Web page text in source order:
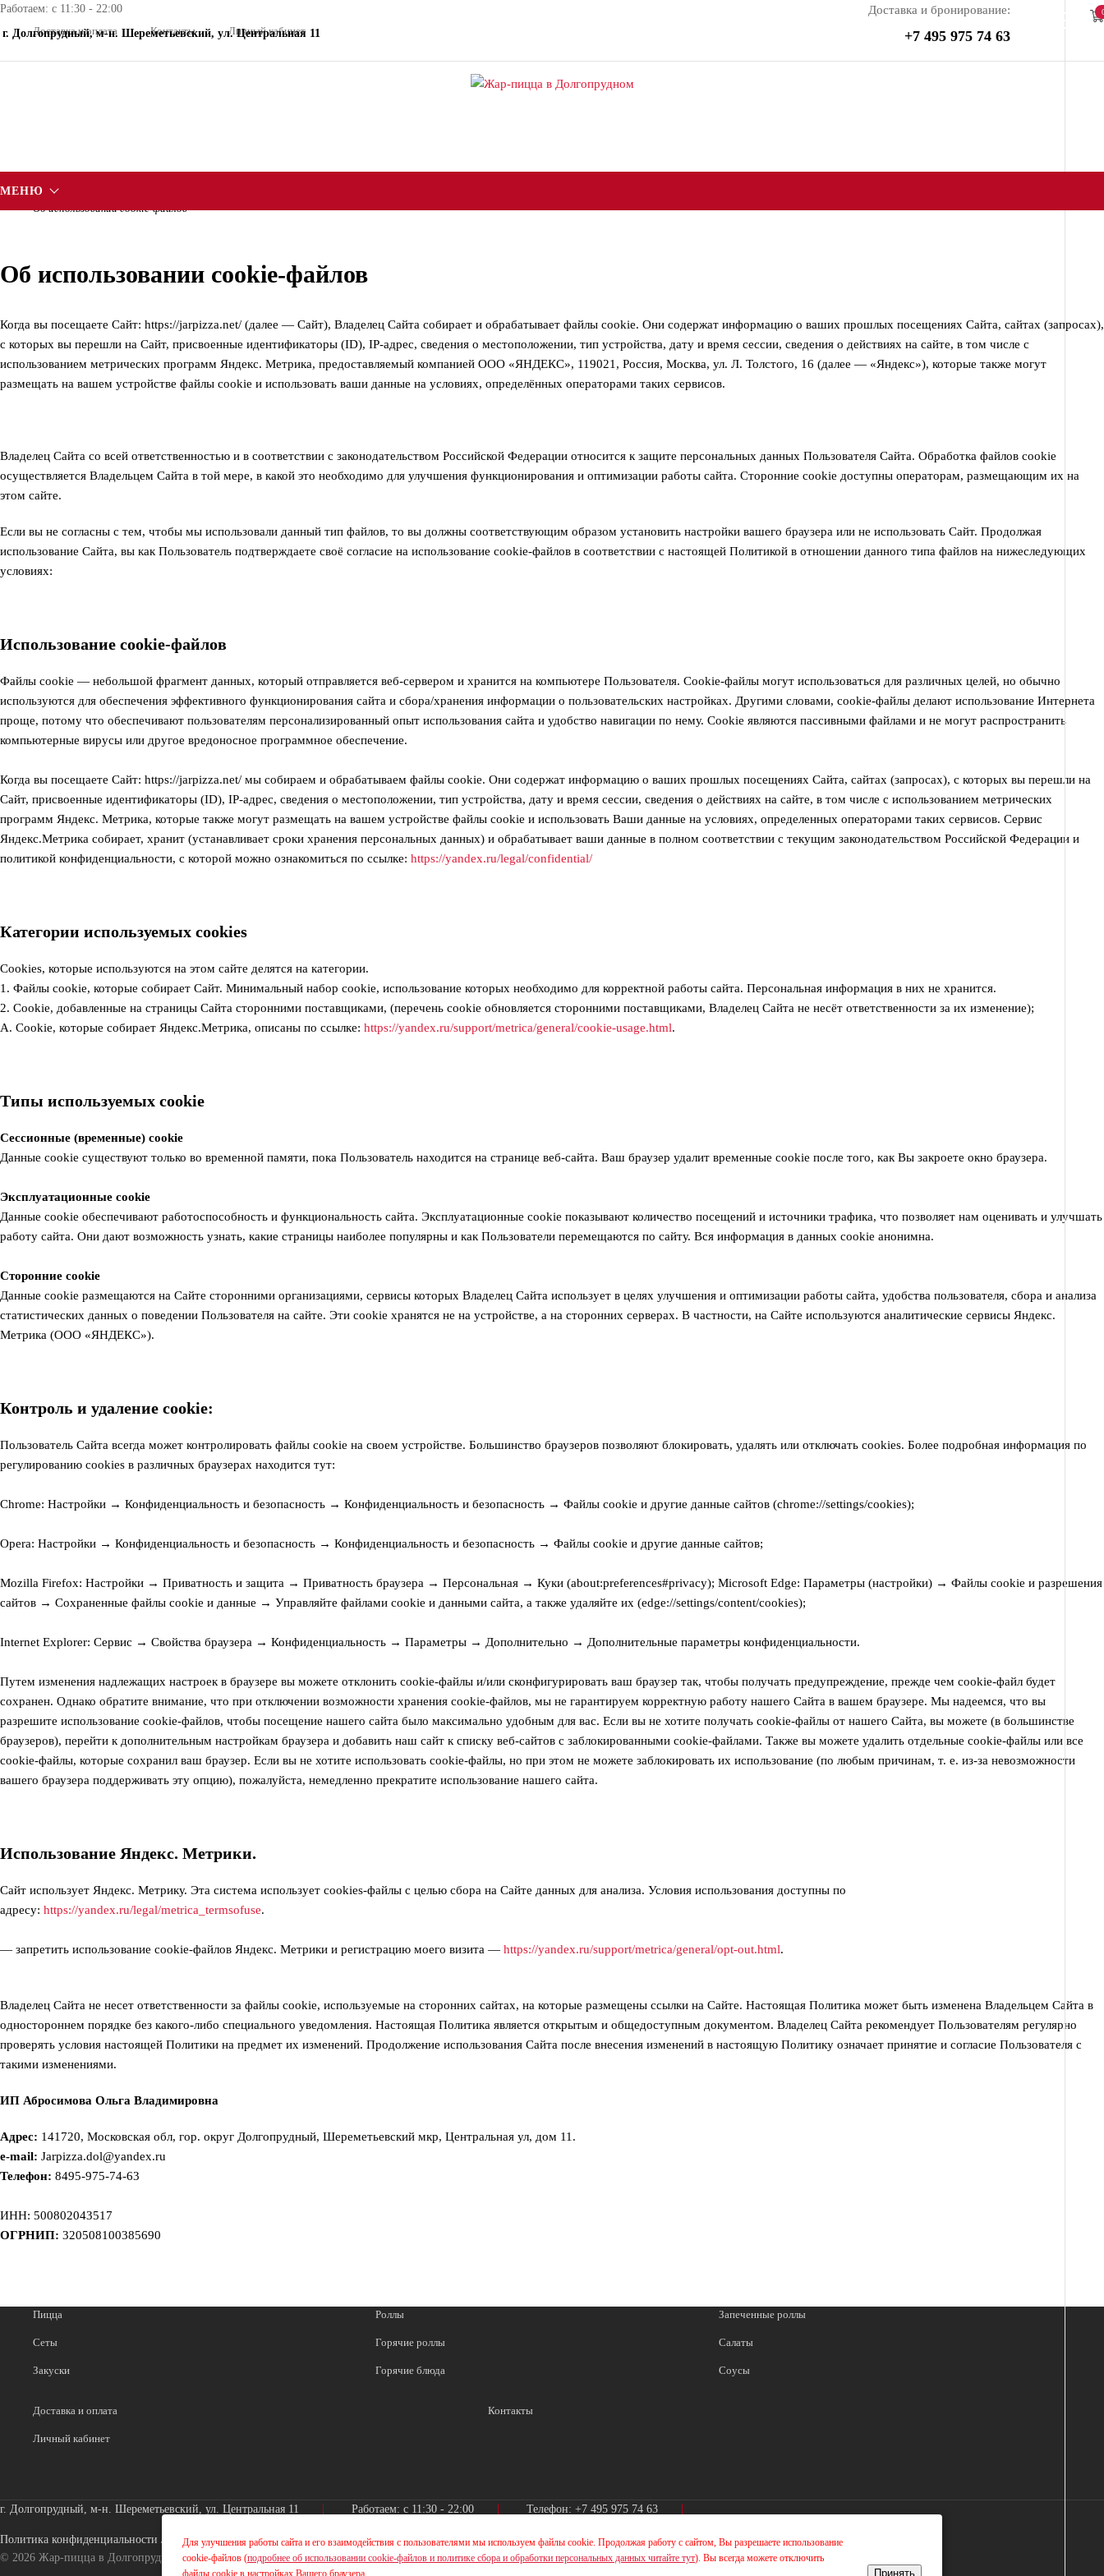
Доставка и оплата Контакты Личный кабинет
Работаем: с 11:30 - 22:00
г. Долгопрудный, м-н. Шереметьевский, ул. Центральная 11
Доставка и бронирование:
+7 495 975 74 63
МЕНЮ
Об использовании cookie-файлов
Об использовании cookie-файлов
Когда вы посещаете Сайт: https://jarpizza.net/ (далее — Сайт), Владелец Сайта собирает и обрабатывает файлы cookie. Они содержат информацию о ваших прошлых посещениях Сайта, сайтах (запросах),
с которых вы перешли на Сайт, присвоенные идентификаторы (ID), IP-адрес, сведения о местоположении, тип устройства, дату и время сессии, сведения о действиях на сайте, в том числе с
использованием метрических программ Яндекс. Метрика, предоставляемый компанией ООО «ЯНДЕКС», 119021, Россия, Москва, ул. Л. Толстого, 16 (далее — «Яндекс»), которые также могут
размещать на вашем устройстве файлы cookie и использовать ваши данные на условиях, определённых операторами таких сервисов.
Владелец Сайта со всей ответственностью и в соответствии с законодательством Российской Федерации относится к защите персональных данных Пользователя Сайта. Обработка файлов cookie
осуществляется Владельцем Сайта в той мере, в какой это необходимо для улучшения функционирования и оптимизации работы сайта. Сторонние cookie доступны операторам, размещающим их на
этом сайте.
Если вы не согласны с тем, чтобы мы использовали данный тип файлов, то вы должны соответствующим образом установить настройки вашего браузера или не использовать Сайт. Продолжая
использование Сайта, вы как Пользователь подтверждаете своё согласие на использование cookie-файлов в соответствии с настоящей Политикой в отношении данного типа файлов на нижеследующих
условиях:
Использование cookie-файлов
Файлы cookie — небольшой фрагмент данных, который отправляется веб-сервером и хранится на компьютере Пользователя. Cookie-файлы могут использоваться для различных целей, но обычно
используются для обеспечения эффективного функционирования сайта и сбора/хранения информации о пользовательских настройках. Другими словами, cookie-файлы делают использование Интернета
проще, потому что обеспечивают пользователям персонализированный опыт использования сайта и удобство навигации по нему. Cookie являются пассивными файлами и не могут распространить
компьютерные вирусы или другое вредоносное программное обеспечение.
Когда вы посещаете Сайт: https://jarpizza.net/ мы собираем и обрабатываем файлы cookie. Они содержат информацию о ваших прошлых посещениях Сайта, сайтах (запросах), с которых вы перешли на
Сайт, присвоенные идентификаторы (ID), IP-адрес, сведения о местоположении, тип устройства, дату и время сессии, сведения о действиях на сайте, в том числе с использованием метрических
программ Яндекс. Метрика, которые также могут размещать на вашем устройстве файлы cookie и использовать Ваши данные на условиях, определенных операторами таких сервисов. Сервис
Яндекс.Метрика собирает, хранит (устанавливает сроки хранения персональных данных) и обрабатывает ваши данные в полном соответствии с текущим законодательством Российской Федерации и
политикой конфиденциальности, с которой можно ознакомиться по ссылке: https://yandex.ru/legal/confidential/
Категории используемых cookies
Cookies, которые используются на этом сайте делятся на категории.
1. Файлы сookie, которые собирает Сайт. Минимальный набор сookie, использование которых необходимо для корректной работы сайта. Персональная информация в них не хранится.
2. Cookie, добавленные на страницы Сайта сторонними поставщиками, (перечень cookie обновляется сторонними поставщиками, Владелец Сайта не несёт ответственности за их изменение);
А. Cookie, которые собирает Яндекс.Метрика, описаны по ссылке: https://yandex.ru/support/metrica/general/cookie-usage.html.
Типы используемых сookie
Сессионные (временные) cookie
Данные сookie существуют только во временной памяти, пока Пользователь находится на странице веб-сайта. Ваш браузер удалит временные cookie после того, как Вы закроете окно браузера.
Эксплуатационные сookie
Данные сookie обеспечивают работоспособность и функциональность сайта. Эксплуатационные cookie показывают количество посещений и источники трафика, что позволяет нам оценивать и улучшать
работу сайта. Они дают возможность узнать, какие страницы наиболее популярны и как Пользователи перемещаются по сайту. Вся информация в данных cookie анонимна.
Сторонние cookie
Данные cookie размещаются на Сайте сторонними организациями, сервисы которых Владелец Сайта использует в целях улучшения и оптимизации работы сайта, удобства пользователя, сбора и анализа
статистических данных о поведении Пользователя на сайте. Эти cookie хранятся не на устройстве, а на сторонних серверах. В частности, на Сайте используются аналитические сервисы Яндекс.
Метрика (ООО «ЯНДЕКС»).
Контроль и удаление cookie:
Пользователь Сайта всегда может контролировать файлы cookie на своем устройстве. Большинство браузеров позволяют блокировать, удалять или отключать cookies. Более подробная информация по
регулированию cookies в различных браузерах находится тут:
Chrome: Настройки → Конфиденциальность и безопасность → Конфиденциальность и безопасность → Файлы cookie и другие данные сайтов (chrome://settings/cookies);
Opera: Настройки → Конфиденциальность и безопасность → Конфиденциальность и безопасность → Файлы cookie и другие данные сайтов;
Mozilla Firefox: Настройки → Приватность и защита → Приватность браузера → Персональная → Куки (about:preferences#privacy); Microsoft Edge: Параметры (настройки) → Файлы cookie и разрешения
сайтов → Сохраненные файлы cookie и данные → Управляйте файлами cookie и данными сайта, а также удаляйте их (edge://settings/content/cookies);
Internet Explorer: Сервис → Свойства браузера → Конфиденциальность → Параметры → Дополнительно → Дополнительные параметры конфиденциальности.
Путем изменения надлежащих настроек в браузере вы можете отклонить cookie-файлы и/или сконфигурировать ваш браузер так, чтобы получать предупреждение, прежде чем cookie-файл будет
сохранен. Однако обратите внимание, что при отключении возможности хранения cookie-файлов, мы не гарантируем корректную работу нашего Сайта в вашем браузере. Мы надеемся, что вы
разрешите использование cookie-файлов, чтобы посещение нашего сайта было максимально удобным для вас. Если вы не хотите получать cookie-файлы от нашего Сайта, вы можете (в большинстве
браузеров), перейти к дополнительным настройкам браузера и добавить наш сайт к списку веб-сайтов с заблокированными cookie-файлами. Также вы можете удалить отдельные cookie-файлы или все
cookie-файлы, которые сохранил ваш браузер. Если вы не хотите использовать cookie-файлы, но при этом не можете заблокировать их использование (по любым причинам, т. е. из-за невозможности
вашего браузера поддерживать эту опцию), пожалуйста, немедленно прекратите использование нашего сайта.
Использование Яндекс. Метрики.
Сайт использует Яндекс. Метрику. Эта система использует cookies-файлы с целью сбора на Сайте данных для анализа. Условия использования доступны по
адресу: https://yandex.ru/legal/metrica_termsofuse.
— запретить использование cookie-файлов Яндекс. Метрики и регистрацию моего визита — https://yandex.ru/support/metrica/general/opt-out.html.
Владелец Сайта не несет ответственности за файлы cookie, используемые на сторонних сайтах, на которые размещены ссылки на Сайте. Настоящая Политика может быть изменена Владельцем Сайта в
одностороннем порядке без какого-либо специального уведомления. Настоящая Политика является открытым и общедоступным документом. Владелец Сайта рекомендует Пользователям регулярно
проверять условия настоящей Политики на предмет их изменений. Продолжение использования Сайта после внесения изменений в настоящую Политику означает принятие и согласие Пользователя с
такими изменениями.
ИП Абросимова Ольга Владимировна
Адрес: 141720, Московская обл, гор. округ Долгопрудный, Шереметьевский мкр, Центральная ул, дом 11.
e-mail: Jarpizza.dol@yandex.ru
Телефон: 8495-975-74-63
ИНН: 500802043517
ОГРНИП: 320508100385690
Пицца Роллы Запеченные роллы
Сеты Горячие роллы Салаты
Закуски Горячие блюда Соусы
Доставка и оплата Контакты
Личный кабинет
г. Долгопрудный, м-н. Шереметьевский, ул. Центральная 11 Работаем: с 11:30 - 22:00 Телефон: +7 495 975 74 63
Политика конфиденциальности /
ИП Абросимова Ольга Владимировна
© 2026 Жар-пицца в Долгопрудном / Разработка сайта:ultron.pro
Для улучшения работы сайта и его взаимодействия с пользователями мы используем файлы cookie. Продолжая работу с сайтом, Вы разрешаете использование
cookie-файлов (подробнее об использовании cookie-файлов и политике сбора и обработки персональных данных читайте тут). Вы всегда можете отключить
файлы cookie в настройках Вашего браузера.
Принять